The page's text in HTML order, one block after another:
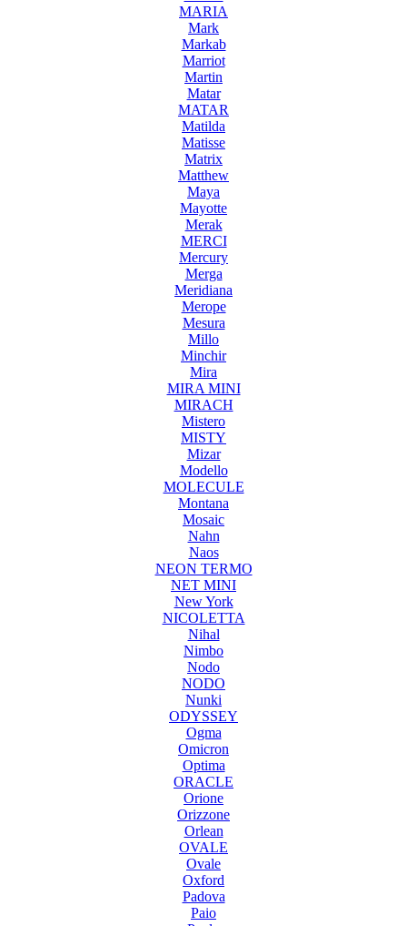
MARIA
Mark
Markab
Marriot
Martin
Matar
MATAR
Matilda
Matisse
Matrix
Matthew
Maya
Mayotte
Merak
MERCI
Mercury
Merga
Meridiana
Merope
Mesura
Millo
Minchir
Mira
MIRA MINI
MIRACH
Mistero
MISTY
Mizar
Modello
MOLECULE
Montana
Mosaic
Nahn
Naos
NEON TERMO
NET MINI
New York
NICOLETTA
Nihal
Nimbo
Nodo
NODO
Nunki
ODYSSEY
Ogma
Omicron
Optima
ORACLE
Orione
Orizzone
Orlean
OVALE
Ovale
Oxford
Padova
Paio